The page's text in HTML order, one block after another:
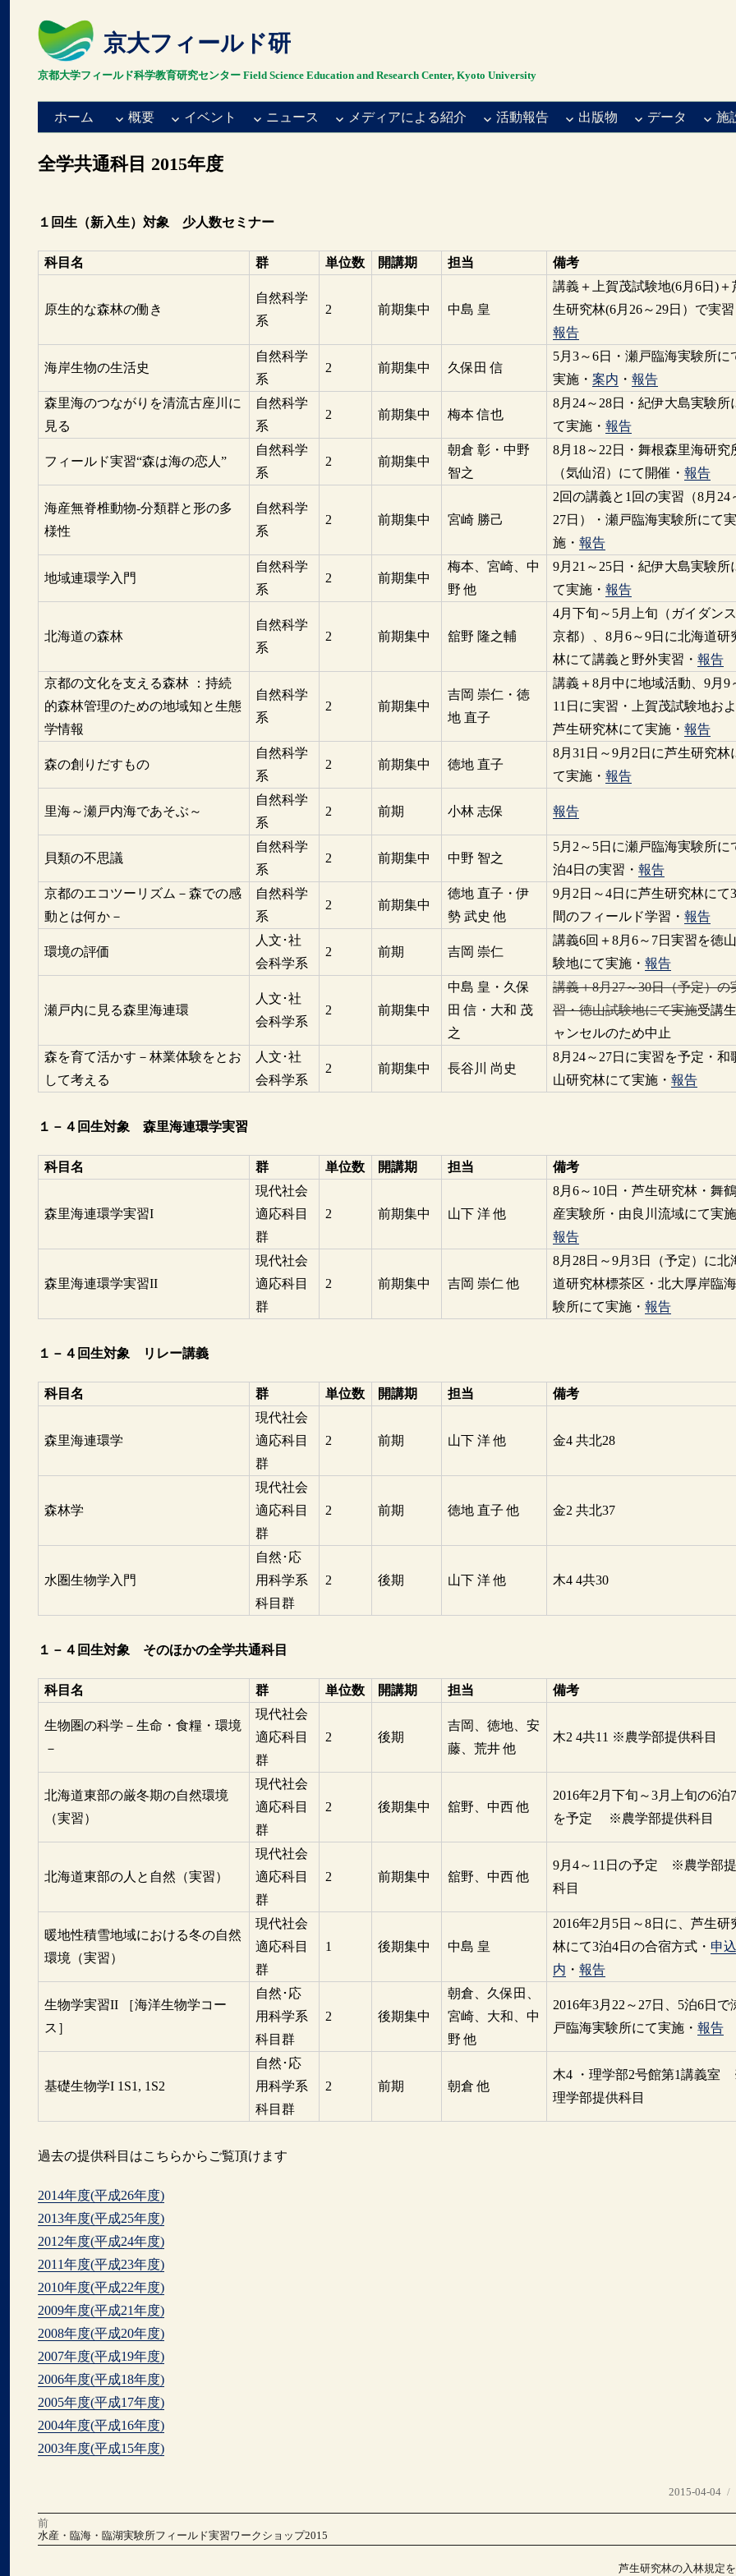
京大フィールド研
京都大学フィールド科学教育研究センター Field Science Education and Research Center, Kyoto University
ホーム 概要 イベント ニュース メディアによる紹介 活動報告 出版物 データ 施
全学共通科目 2015年度
１回生（新入生）対象 少人数セミナー
科目名 群 単位数 開講期 担当 備考
原生的な森林の働き
自然科学
系
2 前期集中 中島 皇
講義＋上賀茂試験地(6月6日)＋
生研究林(6月26～29日）で実
報告
海岸生物の生活史
自然科学
系
2 前期集中 久保田 信
5月3～6日・瀬戸臨海実験所に
実施・ 案内 ・ 報告
森里海のつながりを清流古座川に
見る
自然科学
系
2 前期集中 梅本 信也
8月24～28日・紀伊大島実験所
て実施・ 報告
フィールド実習“森は海の恋人”
自然科学
系
2 前期集中
朝倉 彰・中野
智之
8月18～22日・舞根森里海研究
（気仙沼）にて開催・ 報告
海産無脊椎動物-分類群と形の多
様性
自然科学
系
2 前期集中 宮崎 勝己
2回の講義と1回の実習（8月24
27日）・瀬戸臨海実験所にて実
施・ 報告
地域連環学入門
自然科学
系
2 前期集中
梅本、宮崎、中
野 他
9月21～25日・紀伊大島実験所
て実施・ 報告
北海道の森林
自然科学
系
2 前期集中 舘野 隆之輔
4月下旬～5月上旬（ガイダン
京都）、8月6～9日に北海道研
林にて講義と野外実習・ 報告
京都の文化を支える森林 ：持続
的森林管理のための地域知と生態
学情報
自然科学
系
2 前期集中
吉岡 崇仁・徳
地 直子
講義＋8月中に地域活動、9月9
11日に実習・上賀茂試験地お
芦生研究林にて実施・ 報告
森の創りだすもの
自然科学
系
2 前期集中 徳地 直子
8月31日～9月2日に芦生研究林
て実施・ 報告
里海～瀬戸内海であそぶ～
自然科学
系
2 前期 小林 志保 報告
貝類の不思議
自然科学
系
2 前期集中 中野 智之
5月2～5日に瀬戸臨海実験所に
泊4日の実習・ 報告
京都のエコツーリズム－森での感
動とは何か－
自然科学
系
2 前期集中
徳地 直子・伊
勢 武史 他
9月2日～4日に芦生研究林にて
間のフィールド学習・ 報告
環境の評価
人文･社
会科学系
2 前期 吉岡 崇仁
講義6回＋8月6～7日実習を徳
験地にて実施・ 報告
瀬戸内に見る森里海連環
人文･社
会科学系
2 前期集中
中島 皇・久保
田 信・大和 茂
之
講義＋8月27～30日（予定）の
習・徳山試験地にて実施受講
ャンセルのため中止
森を育て活かす－林業体験をとお
して考える
人文･社
会科学系
2 前期集中 長谷川 尚史
8月24～27日に実習を予定・和
山研究林にて実施・ 報告
１－４回生対象 森里海連環学実習
科目名 群 単位数 開講期 担当 備考
森里海連環学実習I
現代社会
適応科目
群
2 前期集中 山下 洋 他
8月6～10日・芦生研究林・舞
産実験所・由良川流域にて実
報告
森里海連環学実習II
現代社会
適応科目
群
2 前期集中 吉岡 崇仁 他
8月28日～9月3日（予定）に北
道研究林標茶区・北大厚岸臨
験所にて実施・ 報告
１－４回生対象 リレー講義
科目名 群 単位数 開講期 担当 備考
森里海連環学
現代社会
適応科目
群
2 前期 山下 洋 他 金4 共北28
森林学
現代社会
適応科目
群
2 前期 徳地 直子 他 金2 共北37
水圏生物学入門
自然･応
用科学系
科目群
2 後期 山下 洋 他 木4 4共30
１－４回生対象 そのほかの全学共通科目
科目名 群 単位数 開講期 担当 備考
生物圏の科学－生命・食糧・環境
－
現代社会
適応科目
群
2 後期
吉岡、徳地、安
藤、荒井 他
木2 4共11 ※農学部提供科目
北海道東部の厳冬期の自然環境
（実習）
現代社会
適応科目
群
2 後期集中 舘野、中西 他
2016年2月下旬～3月上旬の6泊
を予定 ※農学部提供科目
北海道東部の人と自然（実習）
現代社会
適応科目
群
2 前期集中 舘野、中西 他
9月4～11日の予定 ※農学部
科目
暖地性積雪地域における冬の自然
環境（実習）
現代社会
適応科目
群
1 後期集中 中島 皇
2016年2月5日～8日に、芦生研
林にて3泊4日の合宿方式・ 申
内 ・ 報告
生物学実習II ［海洋生物学コー
ス］
自然･応
用科学系
科目群
2 後期集中
朝倉、久保田、
宮崎、大和、中
野 他
2016年3月22～27日、5泊6日で
戸臨海実験所にて実施・ 報告
基礎生物学I 1S1, 1S2
自然･応
用科学系
科目群
2 前期 朝倉 他
木4 ・理学部2号館第1講義
理学部提供科目
過去の提供科目はこちらからご覧頂けます
2014年度(平成26年度)
2013年度(平成25年度)
2012年度(平成24年度)
2011年度(平成23年度)
2010年度(平成22年度)
2009年度(平成21年度)
2008年度(平成20年度)
2007年度(平成19年度)
2006年度(平成18年度)
2005年度(平成17年度)
2004年度(平成16年度)
2003年度(平成15年度)
投
2015-04-04
投
前
前
の
水産・臨海・臨湖実験所フィールド実習ワークショップ2015
芦生研究林の入林規定